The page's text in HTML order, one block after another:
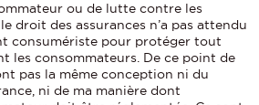
ou de lutte contre les
droit des assurances n’a pas attendu
consumériste pour protéger tout
les consommateurs. De ce point de
pas la même conception ni du
ni de ma manière dont